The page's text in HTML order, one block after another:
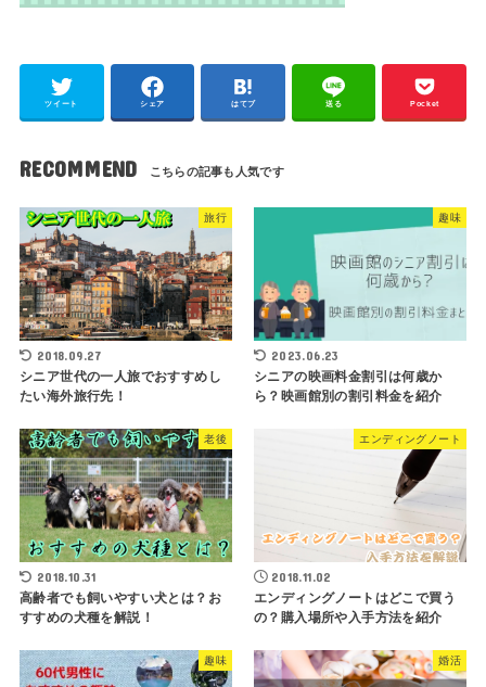
ツイート シェア はてブ 送る Pocket
RECOMMEND
旅行
2018.09.27
シニア世代の一人旅でおすすめし
たい海外旅行先！
趣味
2023.06.23
シニアの映画料金割引は何歳か
ら？映画館別の割引料金を紹介
老後
2018.10.31
高齢者でも飼いやすい犬とは？お
すすめの犬種を解説！
エンディングノート
2018.11.02
エンディングノートはどこで買う
の？購入場所や入手方法を紹介
趣味 婚活